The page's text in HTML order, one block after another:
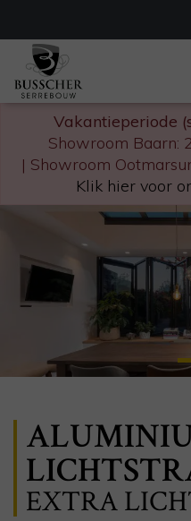
Vakantieperiode
Showroom Baarn:
| Showroom
Klik hier voor
EXTRA